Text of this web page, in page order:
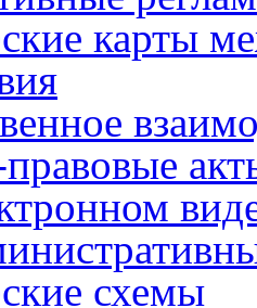
карты
схемы